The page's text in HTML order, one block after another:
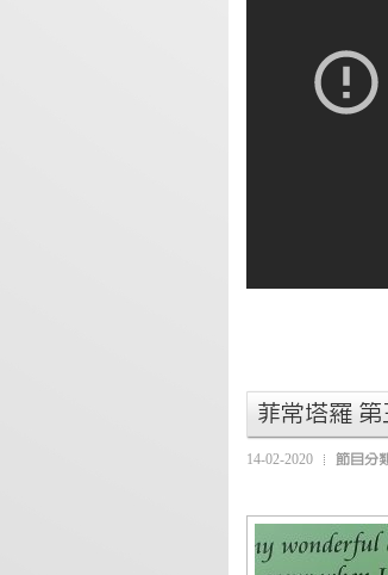
菲常塔羅
14-02-2020 節目分